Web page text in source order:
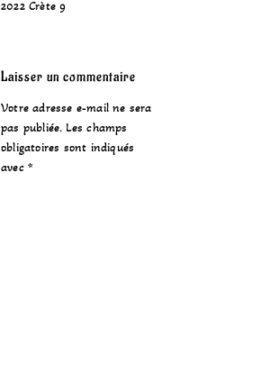
2022 Crète 9
Laisser un commentaire
Votre adresse e-mail ne sera
pas publiée. Les champs
obligatoires sont indiqués
avec *